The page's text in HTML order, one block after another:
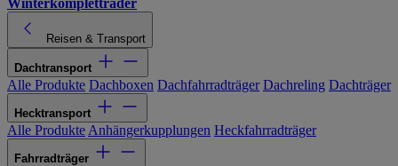
Reisen & Transport
Dachtransport
Alle Produkte Dachboxen Dachfahrradträger Dachreling Dachträger
Hecktransport
Alle Produkte Anhängerkupplungen Heckfahrradträger
Fahrradträger